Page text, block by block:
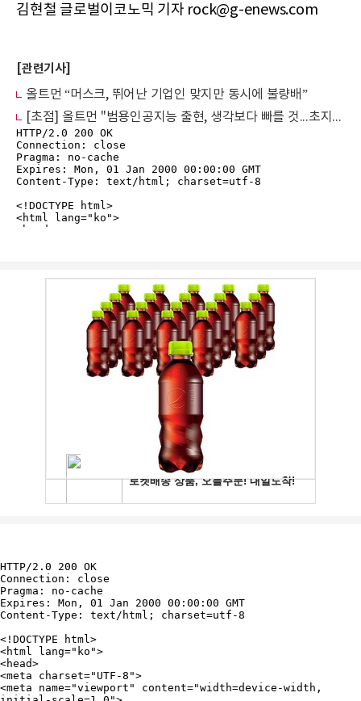
김현철 글로벌이코노믹 기자 rock@g-enews.com
[관련기사]
올트먼 “머스크, 뛰어난 기업인 맞지만 동시에 불량배”
[초점] 올트먼 "범용인공지능 출현, 생각보다 빠를 것...초지능 단계는 다른 문제"